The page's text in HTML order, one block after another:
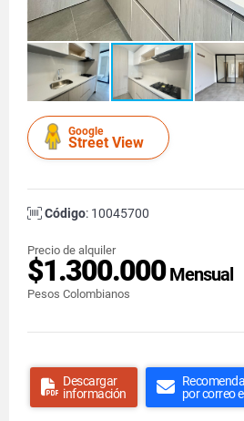
Google
Street View
Código: 10045700
Precio de alquiler
$1.300.000Mensual
Pesos Colombianos
Descargar
información
por correo